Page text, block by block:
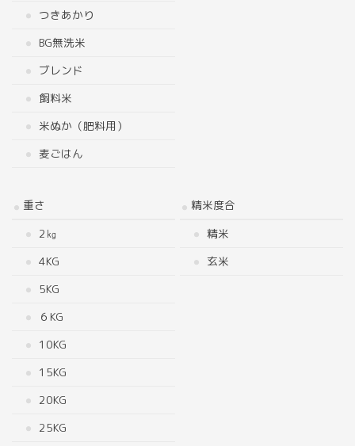
つきあかり
BG無洗米
ブレンド
飼料米
米ぬか（肥料用）
麦ごはん
重さ
2㎏
4KG
5KG
６KG
10KG
15KG
20KG
25KG
精米度合
精米
玄米